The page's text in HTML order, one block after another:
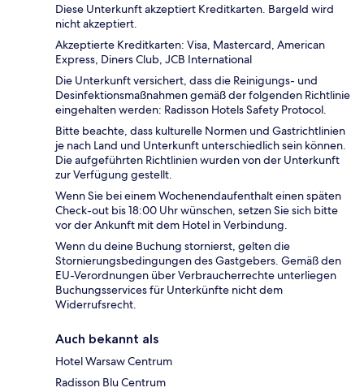
Diese Unterkunft akzeptiert Kreditkarten. Bargeld wird
nicht akzeptiert.
Akzeptierte Kreditkarten: Visa, Mastercard, American
Express, Diners Club, JCB International
Die Unterkunft versichert, dass die Reinigungs- und
Desinfektionsmaßnahmen gemäß der folgenden Richtlinie
eingehalten werden: Radisson Hotels Safety Protocol.
Bitte beachte, dass kulturelle Normen und Gastrichtlinien
je nach Land und Unterkunft unterschiedlich sein können.
Die aufgeführten Richtlinien wurden von der Unterkunft
zur Verfügung gestellt.
Wenn Sie bei einem Wochenendaufenthalt einen späten
Check-out bis 18:00 Uhr wünschen, setzen Sie sich bitte
vor der Ankunft mit dem Hotel in Verbindung.
Wenn du deine Buchung stornierst, gelten die
Stornierungsbedingungen des Gastgebers. Gemäß den
EU-Verordnungen über Verbraucherrechte unterliegen
Buchungsservices für Unterkünfte nicht dem
Widerrufsrecht.
Auch bekannt als
Hotel Warsaw Centrum
Radisson Blu Centrum